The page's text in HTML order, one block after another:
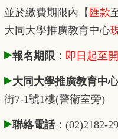
並於繳費期限內 【 匯款
大同大學推廣教育中心
▸報名期限： 即日起至
▸大同大學推廣教育中
街7-1號1樓(警衛室旁)
▸聯絡電話： (02)2182-